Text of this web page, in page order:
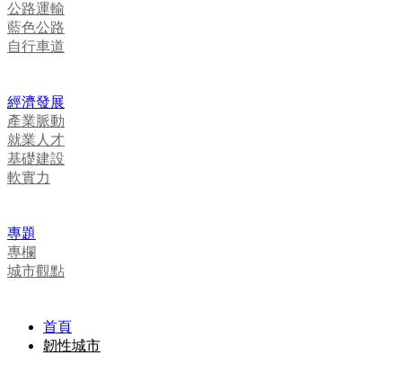
公路運輸
藍色公路
自行車道
經濟發展
產業脈動
就業人才
基礎建設
軟實力
專題
專欄
城市觀點
首頁
韌性城市